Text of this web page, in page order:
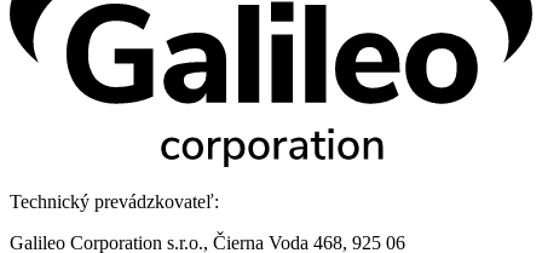
Technický prevádzkovateľ:
Galileo Corporation s.r.o., Čierna Voda 468, 925 06